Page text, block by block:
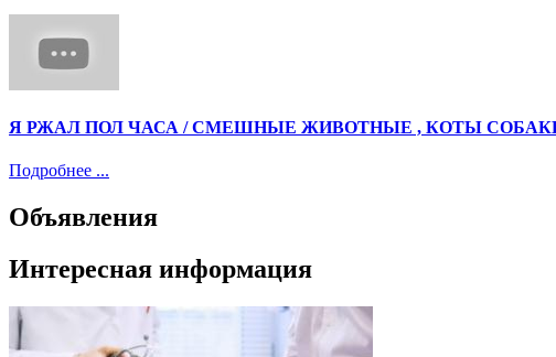
Я РЖАЛ ПОЛ ЧАСА / СМЕШНЫЕ ЖИВОТНЫЕ , КОТЫ
Подробнее ...
Объявления
Интересная информация